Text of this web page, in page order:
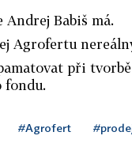
Andrej Babiš má.
Agrofertu
při
fondu.
#Agrofert